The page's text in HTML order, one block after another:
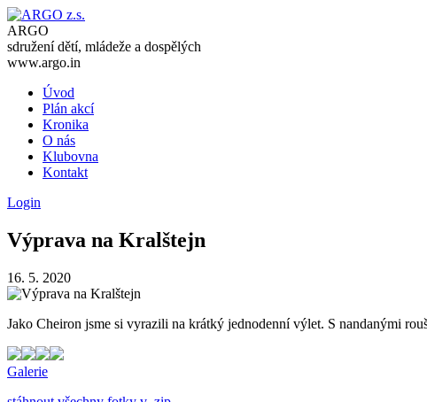
ARGO
sdružení dětí, mládeže a dospělých
www.argo.in
Úvod
Plán akcí
Kronika
O nás
Klubovna
Kontakt
Login
Výprava na Kralštejn
16. 5. 2020
Jako Cheiron jsme si vyrazili na krátký jednodenní výlet. S nandanými
Galerie